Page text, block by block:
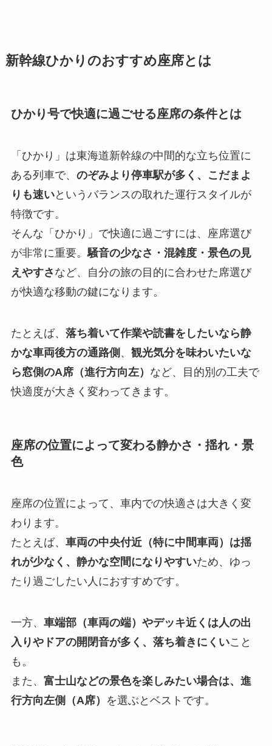
新幹線ひかりのおすすめ座席とは
ひかり号で快適に過ごせる座席の条件とは
「ひかり」は東海道新幹線の中間的な立ち位置に
ある列車で、 のぞみより停車駅が多く、こだまよ
りも速いというバランスの取れた運行スタイルが
特徴です。
そんな「ひかり」で快適に過ごすには、座席選び
が非常に重要。騒音の少なさ・混雑度・景色の見
えやすさ など、自分の旅の目的に合わせた席選び
が快適な移動の鍵になります。
たとえば、 落ち着いて作業や読書をしたいなら静
かな車両後方の通路側 、 観光気分を味わいたいな
ら窓側のA席（進行方向左） など、目的別の工夫で
快適度が大きく変わってきます。
座席の位置によって変わる静かさ・揺れ・景
色
座席の位置によって、車内での快適さは大きく変
わります。
たとえば、 車両の中央付近（特に中間車両）は揺
れが少なく、静かな空間になりやすいため、ゆっ
たり過ごしたい人におすすめです。
一方、 車端部（車両の端）やデッキ近くは人の出
入りやドアの開閉音が多く、落ち着きにくいこと
も。
また、 富士山などの景色を楽しみたい場合は、進
行方向左側（A席）
を選ぶとベストです。